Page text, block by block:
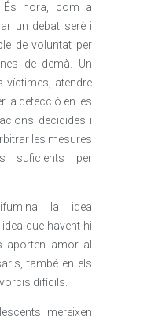
És hora, com a
un debat serè i
de voluntat per
de demà. Un
víctimes, atendre
la detecció en les
decidides i
les mesures
suficients per
la idea
que havent-hi
aporten amor al
també en els
difícils.
mereixen